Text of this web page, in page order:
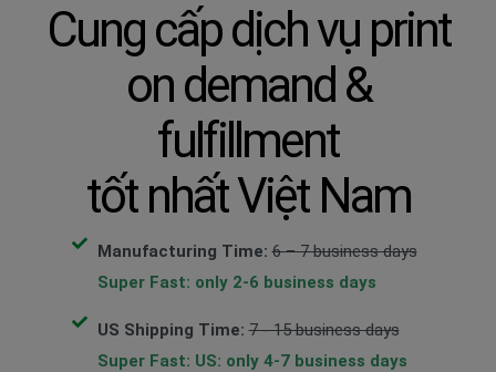
Cung cấp dịch vụ print
on demand &
fulfillment
tốt nhất Việt Nam
Manufacturing Time:6 – 7 business days
Super Fast: only 2-6 business days
US Shipping Time:7 - 15 business days
Super Fast: US: only 4-7 business days